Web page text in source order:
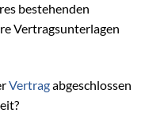
bestehenden
Vertragsunterlagen
Vertragabgeschlossen